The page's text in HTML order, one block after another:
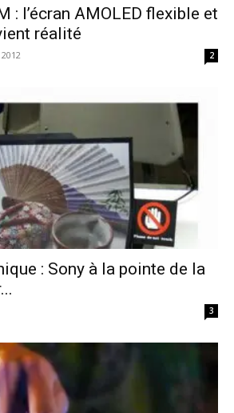
: l’écran AMOLED flexible et
réalité
2
: Sony à la pointe de la
3